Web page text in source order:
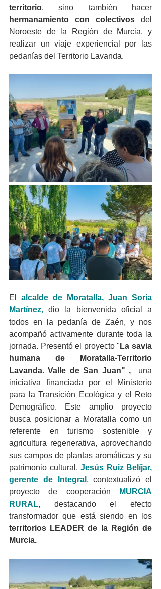
territorio, sino también hacer
hermanamiento con colectivos del
Noroeste de la Región de Murcia, y
realizar un viaje experiencial por las
pedanías del Territorio Lavanda.
El alcalde de Moratalla, Juan Soria
Martínez, dio la bienvenida oficial a
todos en la pedanía de Zaén, y nos
acompañó activamente durante toda la
jornada. Presentó el proyecto " La savia
humana de Moratalla-Territorio
Lavanda. Valle de San Juan" ,
una
iniciativa financiada por el Ministerio
para la Transición Ecológica y el Reto
Demográfico. Este amplio proyecto
busca posicionar a Moratalla como un
referente en turismo sostenible y
agricultura regenerativa, aprovechando
sus campos de plantas aromáticas y su
patrimonio cultural. Jesús Ruiz Belíjar,
gerente de Integral , contextualizó el
proyecto de cooperación
MURCIA
RURAL, destacando el efecto
territorios LEADER de la Región de
Murcia.